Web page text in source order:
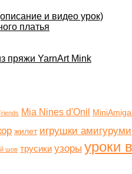
и видео урок)
платья
пряжи YarnArt Mink
Mia Nines d'Onil
жилет игрушки амигуруми
шов трусики узоры уроки